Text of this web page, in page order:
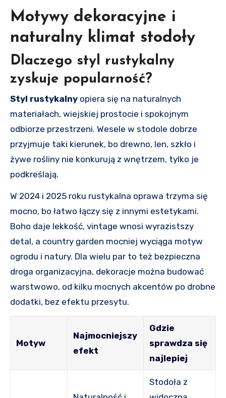
Motywy dekoracyjne i
naturalny klimat stodoły
Dlaczego styl rustykalny
zyskuje popularność?
Styl rustykalny opiera się na naturalnych
materiałach, wiejskiej prostocie i spokojnym
odbiorze przestrzeni. Wesele w stodole dobrze
przyjmuje taki kierunek, bo drewno, len, szkło i
żywe rośliny nie konkurują z wnętrzem, tylko je
podkreślają.
W 2024 i 2025 roku rustykalna oprawa trzyma się
mocno, bo łatwo łączy się z innymi estetykami.
Boho daje lekkość, vintage wnosi wyrazistszy
detal, a country garden mocniej wyciąga motyw
ogrodu i natury. Dla wielu par to też bezpieczna
droga organizacyjna, dekoracje można budować
warstwowo, od kilku mocnych akcentów po drobne
dodatki, bez efektu przesytu.
Motyw
Najmocniejszy
efekt
Gdzie
sprawdza się
najlepiej
Stodoła z